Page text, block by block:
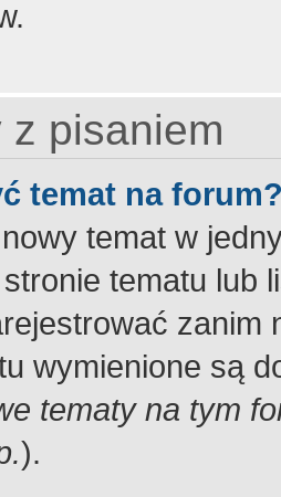
z pisaniem
temat na
temat w
tematu lub
wymienione są
tematy na tym
).